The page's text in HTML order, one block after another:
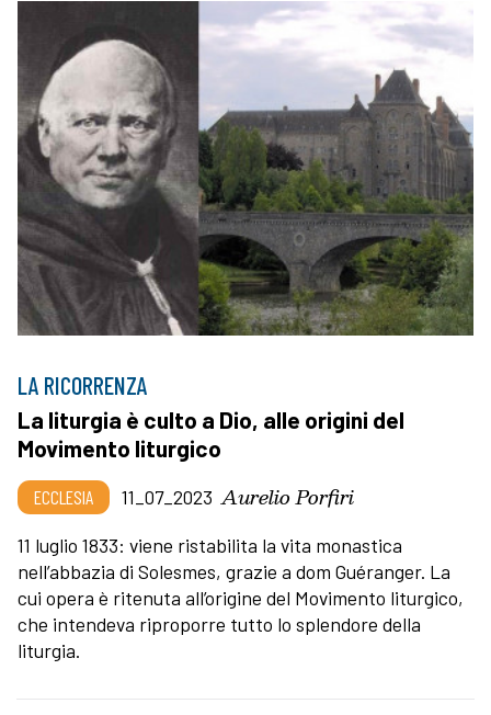
LA RICORRENZA
La liturgia è culto a Dio, alle origini del
Movimento liturgico
ECCLESIA 11_07_2023 Aurelio Porfiri
11 luglio 1833: viene ristabilita la vita monastica
nell’abbazia di Solesmes, grazie a dom Guéranger. La
cui opera è ritenuta all’origine del Movimento liturgico,
che intendeva riproporre tutto lo splendore della
liturgia.